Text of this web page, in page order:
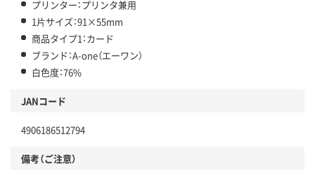
プリンター：プリンタ兼用
1片サイズ：91×55mm
商品タイプ1：カード
ブランド：A-one（エーワン）
白色度：76%
JANコード
4906186512794
備考（ご注意）